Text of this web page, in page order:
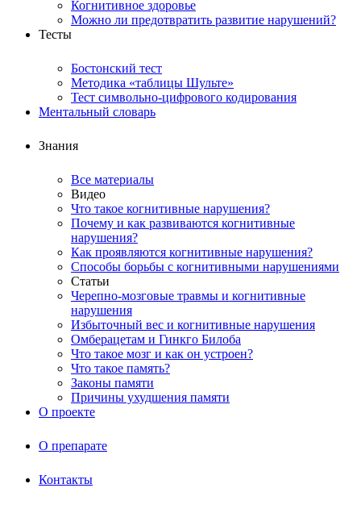
Когнитивное здоровье
Можно ли предотвратить развитие нарушений?
Тесты
Бостонский тест
Методика «таблицы Шульте»
Тест символьно-цифрового кодирования
Ментальный словарь
Знания
Все материалы
Видео
Что такое когнитивные нарушения?
Почему и как развиваются когнитивные
нарушения?
Как проявляются когнитивные нарушения?
Способы борьбы с когнитивными нарушениями
Статьи
Черепно-мозговые травмы и когнитивные
нарушения
Избыточный вес и когнитивные нарушения
Омберацетам и Гинкго Билоба
Что такое мозг и как он устроен?
Что такое память?
Законы памяти
Причины ухудшения памяти
О проекте
О препарате
Контакты